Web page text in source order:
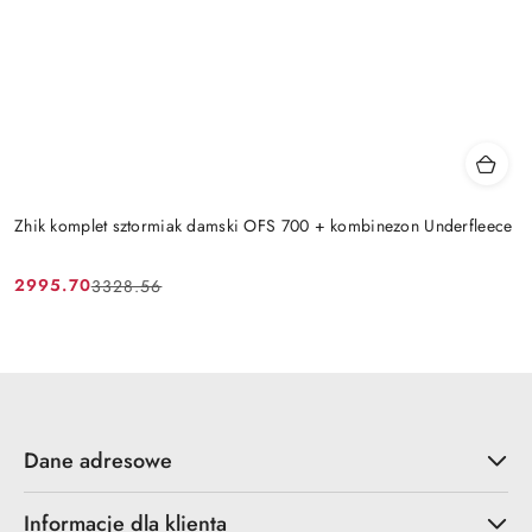
Zhik komplet sztormiak damski OFS 700 + kombinezon Underfleece
Cena
2995.70
Cena
3328.56
Dane adresowe
Informacje dla klienta